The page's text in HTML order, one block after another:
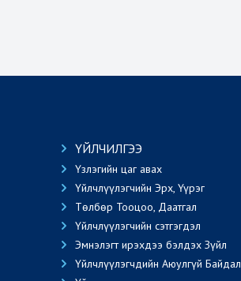
ҮЙЛЧИЛГЭЭ
Үзлэгийн цаг авах
Үйлчлүүлэгчийн Эрх, Үүрэг
Төлбөр Тооцоо, Даатгал
Үйлчлүүлэгчийн сэтгэгдэл
Эмнэлэгт ирэхдээ бэлдэх Зүйл
Үйлчлүүлэгчдийн Аюулгүй Байдал